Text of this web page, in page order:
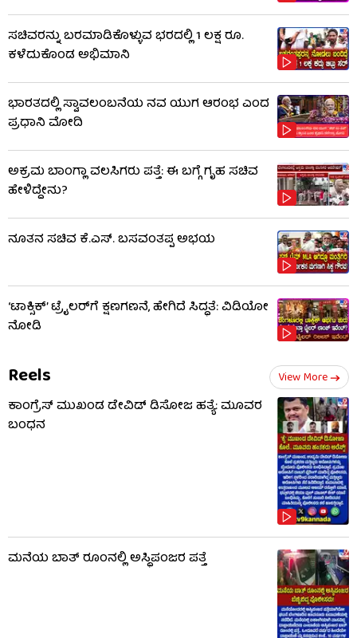
ಸಚಿವರನ್ನು ಬರಮಾಡಿಕೊಳ್ಳುವ ಭರದಲ್ಲಿ 1 ಲಕ್ಷ ರೂ.
ಕಳೆದುಕೊಂಡ ಅಭಿಮಾನಿ
ಭಾರತದಲ್ಲಿ ಸ್ವಾವಲಂಬನೆಯ ನವ ಯುಗ ಆರಂಭ ಎಂದ
ಪ್ರಧಾನಿ ಮೋದಿ
ಅಕ್ರಮ ಬಾಂಗ್ಲಾ ವಲಸಿಗರು ಪತ್ತೆ: ಈ ಬಗ್ಗೆ ಗೃಹ ಸಚಿವ
ಹೇಳಿದ್ದೇನು?
ನೂತನ ಸಚಿವ ಕೆ.ಎಸ್. ಬಸವಂತಪ್ಪ ಅಭಯ
‘ಟಾಕ್ಸಿಕ್’ ಟ್ರೈಲರ್​​ಗೆ ಕ್ಷಣಗಣನೆ, ಹೇಗಿದೆ ಸಿದ್ಧತೆ: ವಿಡಿಯೋ
ನೋಡಿ
Reels View More
ಕಾಂಗ್ರೆಸ್ ಮುಖಂಡ ಡೇವಿಡ್ ಡಿಸೋಜ ಹತ್ಯೆ: ಮೂವರ
ಬಂಧನ
ಮನೆಯ ಬಾತ್ ರೂಂನಲ್ಲಿ ಅಸ್ಥಿಪಂಜರ ಪತ್ತೆ